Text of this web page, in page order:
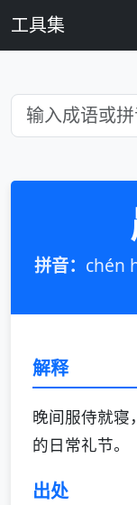
工具集
拼音： chén
解释
晚间服侍就寝
的日常礼节。
出处